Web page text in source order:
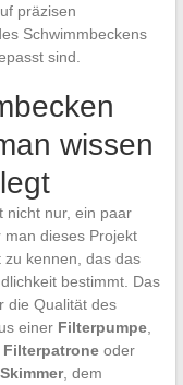
präzisen
Schwimmbeckens
sind.
wissen
nicht nur, ein paar
dieses Projekt
zu kennen, das das
bestimmt. Das
die Qualität des
einer Filterpumpe,
Filterpatroneoder
Skimmer, dem